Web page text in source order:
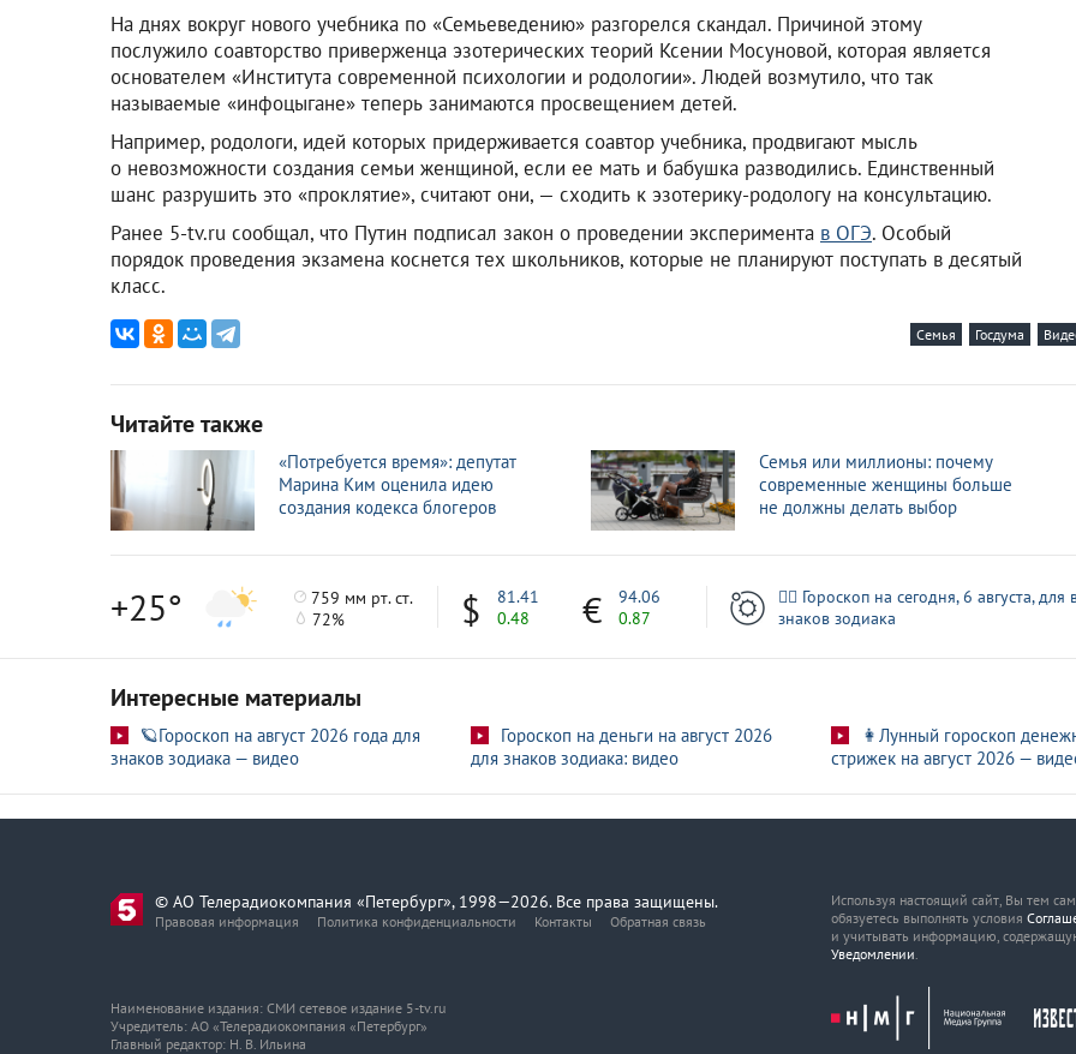
На днях вокруг нового учебника по «Семьеведению» разгорелся скандал. Причиной этому
послужило соавторство приверженца эзотерических теорий Ксении Мосуновой, которая является
основателем «Института современной психологии и родологии». Людей возмутило, что так
называемые «инфоцыгане» теперь занимаются просвещением детей.
Например, родологи, идей которых придерживается соавтор учебника, продвигают мысль
о невозможности создания семьи женщиной, если ее мать и бабушка разводились. Единственный
шанс разрушить это «проклятие», считают они, — сходить к эзотерику-родологу на консультацию.
Ранее 5-tv.ru сообщал, что Путин подписал закон о проведении эксперимента в ОГЭ. Особый
порядок проведения экзамена коснется тех школьников, которые не планируют поступать в десятый
класс.
Семья Госдума
Читайте также
«Потребуется время»: депутат
Марина Ким оценила идею
создания кодекса блогеров
Семья или миллионы: почему
современные женщины больше
не должны делать выбор
+25°
759 мм рт. ст.
72%
81.41
0.48
94.06
0.87
🧙‍♀ Гороскоп на сегодня, 6 августа, для
знаков зодиака
Интересные материалы
🪐Гороскоп на август 2026 года для
знаков зодиака — видео
Гороскоп на деньги на август 2026
для знаков зодиака: видео
👩Лунный гороскоп
стрижек на август 2026 —
© АО Телерадиокомпания «Петербург», 1998—2026. Все права защищены.
Правовая информация Политика конфиденциальности Контакты Обратная связь
Используя настоящий сайт, Вы тем
обязуетесь выполнять условия
и учитывать информацию,
Уведомлении.
Наименование издания: СМИ сетевое издание 5-tv.ru
Учредитель: АО «Телерадиокомпания «Петербург»
Главный редактор: Н. В. Ильина